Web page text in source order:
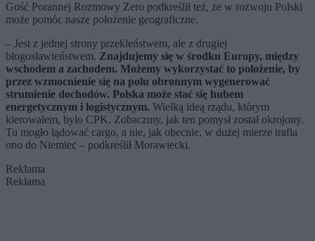
Gość Porannej Rozmowy Zero podkreślił też, że w rozwoju Polski
może pomóc nasze położenie geograficzne.
– Jest z jednej strony przekleństwem, ale z drugiej
błogosławieństwem. Znajdujemy się w środku Europy, między
wschodem a zachodem. Możemy wykorzystać to położenie, by
przez wzmocnienie się na polu obronnym wygenerować
strumienie dochodów. Polska może stać się hubem
energetycznym i logistycznym. Wielką ideą rządu, którym
kierowałem, było CPK. Zobaczmy, jak ten pomysł został okrojony.
Tu mogło lądować cargo, a nie, jak obecnie, w dużej mierze trafia
ono do Niemiec – podkreślił Morawiecki.
Reklama
Reklama